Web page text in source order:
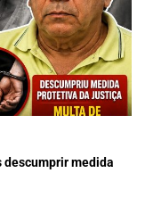
descumprir medida